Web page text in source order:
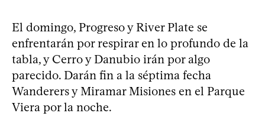
El domingo, Progreso y River Plate se
enfrentarán por respirar en lo profundo de la
tabla, y Cerro y Danubio irán por algo
parecido. Darán fin a la séptima fecha
Wanderers y Miramar Misiones en el Parque
Viera por la noche.